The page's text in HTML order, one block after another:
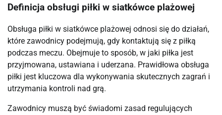
Definicja obsługi piłki w siatkówce plażowej
Obsługa piłki w siatkówce plażowej odnosi się do działań,
które zawodnicy podejmują, gdy kontaktują się z piłką
podczas meczu. Obejmuje to sposób, w jaki piłka jest
przyjmowana, ustawiana i uderzana. Prawidłowa obsługa
piłki jest kluczowa dla wykonywania skutecznych zagrań i
utrzymania kontroli nad grą.
Zawodnicy muszą być świadomi zasad regulujących